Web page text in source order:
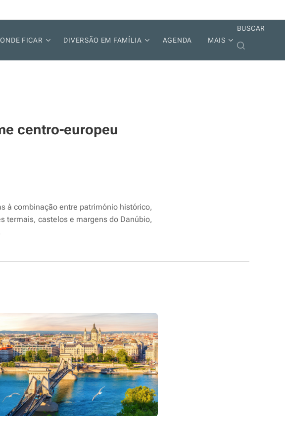
ONDE FICAR DIVERSÃO EM FAMÍLIA AGENDA MAIS
BUSCAR
centro-europeu
à combinação entre património histórico,
termais, castelos e margens do Danúbio,